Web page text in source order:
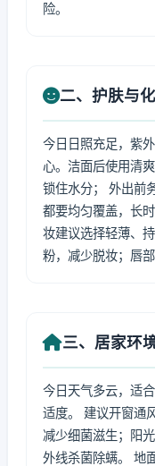
险。
二、护肤与
今日日照充足，紫
心。洁面后使用清
锁住水分； 外出前
都要均匀覆盖，长
妆建议选择轻薄、
粉，减少脱妆；唇
三、居家环
今日天气多云，适
适度。 建议开窗通
减少细菌滋生；阳
外线杀菌除螨。 地